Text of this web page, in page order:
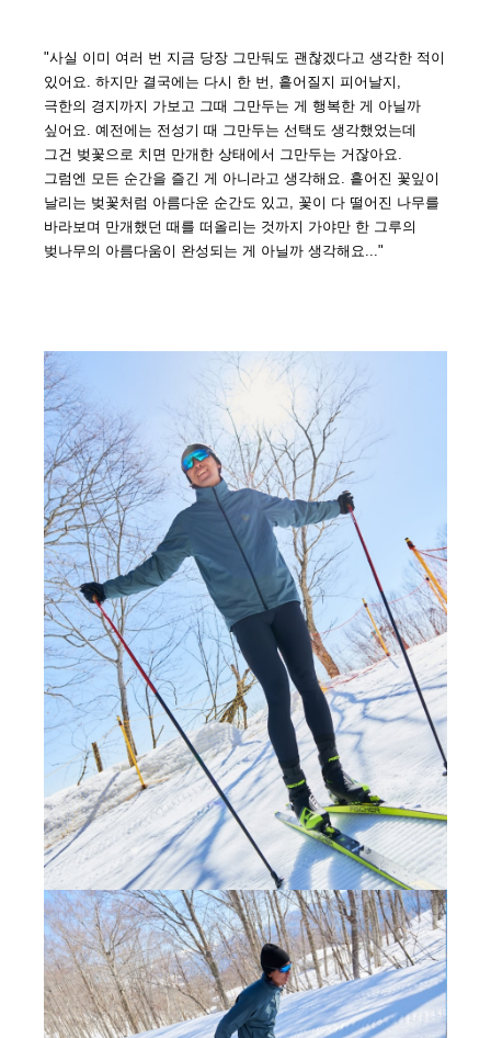
"사실 이미 여러 번 지금 당장 그만둬도 괜찮겠다고 생각한 적이
있어요. 하지만 결국에는 다시 한 번, 흩어질지 피어날지,
극한의 경지까지 가보고 그때 그만두는 게 행복한 게 아닐까
싶어요. 예전에는 전성기 때 그만두는 선택도 생각했었는데
그건 벚꽃으로 치면 만개한 상태에서 그만두는 거잖아요.
그럼엔 모든 순간을 즐긴 게 아니라고 생각해요. 흩어진 꽃잎이
날리는 벚꽃처럼 아름다운 순간도 있고, 꽃이 다 떨어진 나무를
바라보며 만개했던 때를 떠올리는 것까지 가야만 한 그루의
벚나무의 아름다움이 완성되는 게 아닐까 생각해요..."